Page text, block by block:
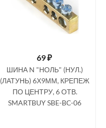
69₽
ШИНА N "НОЛЬ" (НУЛ.)
(ЛАТУНЬ) 6Х9ММ, КРЕПЕЖ
ПО ЦЕНТРУ, 6 ОТВ.
SMARTBUY SBE-BC-06